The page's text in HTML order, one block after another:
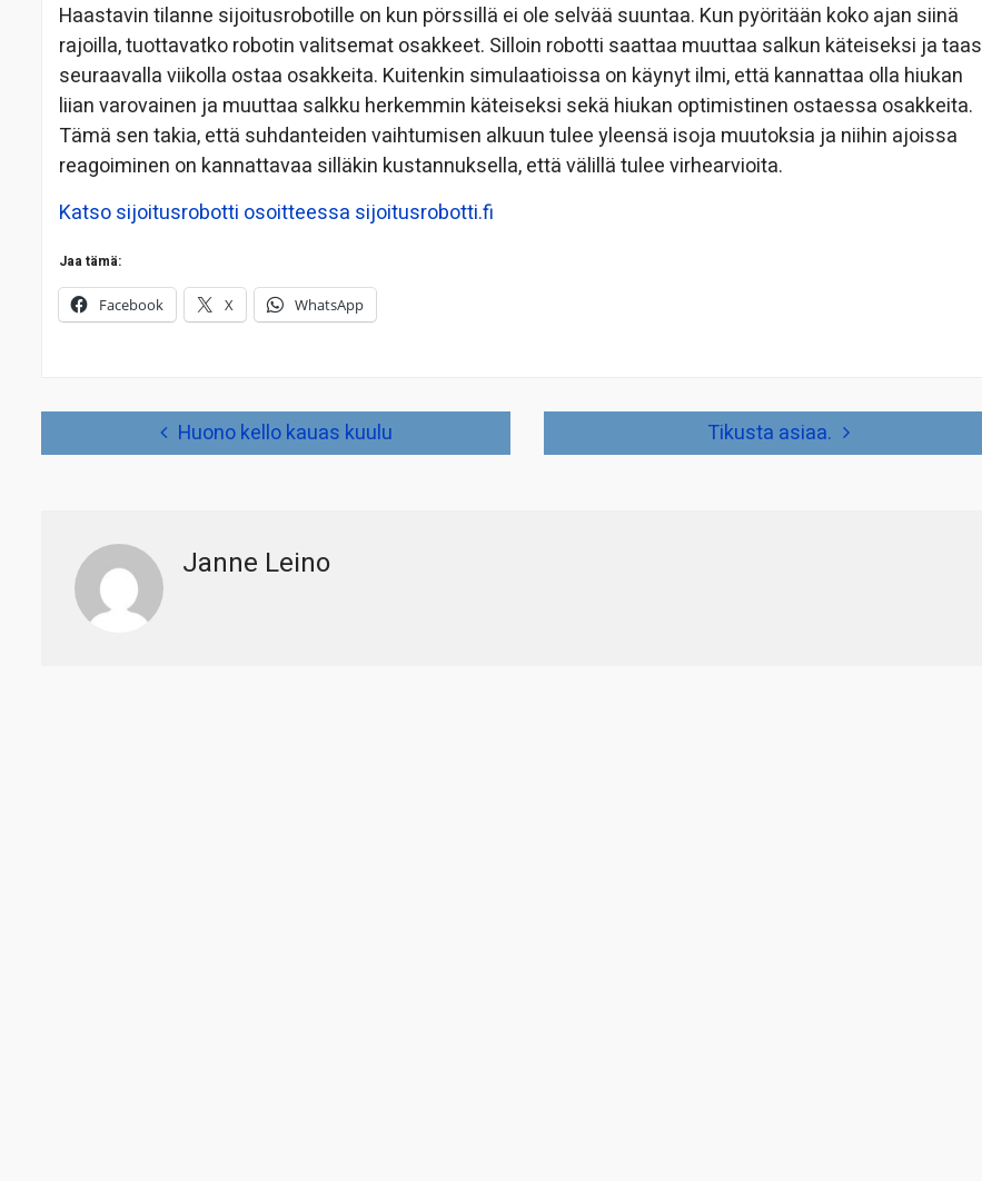
Haastavin tilanne sijoitusrobotille on kun pörssillä ei ole selvää suuntaa. Kun pyöritään koko ajan siinä
rajoilla, tuottavatko robotin valitsemat osakkeet. Silloin robotti saattaa muuttaa salkun käteiseksi ja taas
seuraavalla viikolla ostaa osakkeita. Kuitenkin simulaatioissa on käynyt ilmi, että kannattaa olla hiukan
liian varovainen ja muuttaa salkku herkemmin käteiseksi sekä hiukan optimistinen ostaessa osakkeita.
Tämä sen takia, että suhdanteiden vaihtumisen alkuun tulee yleensä isoja muutoksia ja niihin ajoissa
reagoiminen on kannattavaa silläkin kustannuksella, että välillä tulee virhearvioita.
Katso sijoitusrobotti osoitteessa sijoitusrobotti.fi
Jaa tämä:
Facebook X WhatsApp
Huono kello kauas kuulu Tikusta asiaa.
Janne Leino